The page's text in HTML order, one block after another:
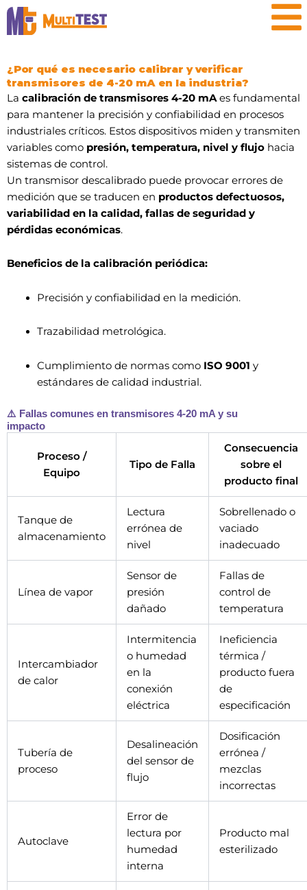
contenido
¿Por qué es necesario calibrar y verificar
transmisores de 4-20 mA en la industria?
La calibración de transmisores 4-20 mAes fundamental
para mantener la precisión y confiabilidad en procesos
industriales críticos. Estos dispositivos miden y transmiten
variables como presión, temperatura, nivel y flujo hacia
sistemas de control.
Un transmisor descalibrado puede provocar errores de
medición que se traducen en productos defectuosos,
variabilidad en la calidad, fallas de seguridad y
pérdidas económicas.
Beneficios de la calibración periódica:
Precisión y confiabilidad en la medición.
Trazabilidad metrológica.
Cumplimiento de normas como ISO 9001 y
estándares de calidad industrial.
⚠️ Fallas comunes en transmisores 4-20 mA y su
impacto
Proceso /
Equipo
Tipo de Falla
Consecuencia
sobre el
producto final
Tanque de
almacenamiento
Lectura
errónea de
nivel
Sobrellenado o
vaciado
inadecuado
Línea de vapor
Sensor de
presión
dañado
Fallas de
control de
temperatura
Intercambiador
de calor
Intermitencia
o humedad
en la
conexión
eléctrica
Ineficiencia
térmica /
producto fuera
de
especificación
Tubería de
proceso
Desalineación
del sensor de
flujo
Dosificación
errónea /
mezclas
incorrectas
Autoclave
Error de
lectura por
humedad
interna
Producto mal
esterilizado